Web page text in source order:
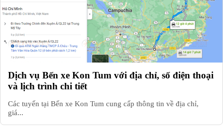
Dịch vụ Bến xe Kon Tum với địa chỉ, số điện thoại
và lịch trình chi tiết
Các tuyến tại Bến xe Kon Tum cung cấp thông tin về địa chỉ,
giá...